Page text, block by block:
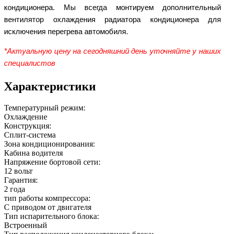
кондиционера. Мы всегда монтируем дополнительный
вентилятор охлаждения радиатора кондиционера для
исключения перегрева автомобиля.
*Актуальную цену на сегодняшний день уточняйте у наших
специалистов
Характеристики
Температурный режим:
Охлаждение
Конструкция:
Сплит-система
Зона кондиционирования:
Кабина водителя
Напряжение бортовой сети:
12 вольт
Гарантия:
2 года
тип работы компрессора:
С приводом от двигателя
Тип испарительного блока:
Встроенный